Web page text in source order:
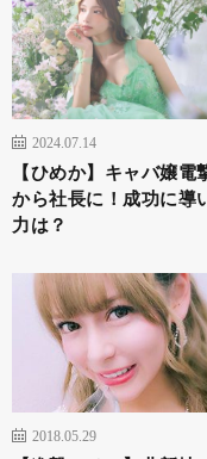
2024.07.14
【ひめか】キャバ嬢電
から社長に！成功に導
力は？
2018.05.29